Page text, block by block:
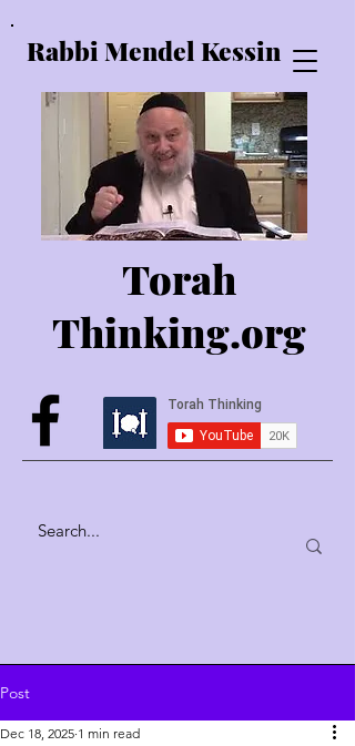
Rabbi Mendel Kessin
Torah
Thinking.org
Post
Dec 18, 2025 1 min read